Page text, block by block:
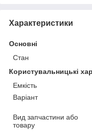
Характеристики
Основні
Стан
Користувальницькі
Емкість
Варіант
Вид запчастини або
товару